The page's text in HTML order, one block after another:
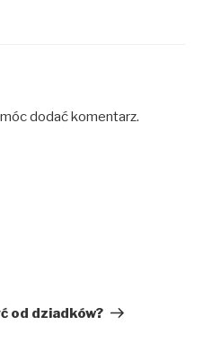
dodać komentarz.
od dziadków?